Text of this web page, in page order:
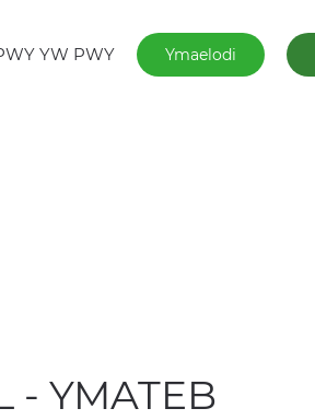
YW PWY Ymaelodi
- YMATEB